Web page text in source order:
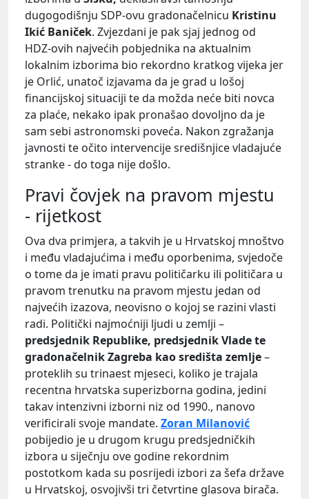
dugogodišnju SDP-ovu gradonačelnicu Kristinu
Ikić Baniček. Zvjezdani je pak sjaj jednog od
HDZ-ovih najvećih pobjednika na aktualnim
lokalnim izborima bio rekordno kratkog vijeka jer
je Orlić, unatoč izjavama da je grad u lošoj
financijskoj situaciji te da možda neće biti novca
za plaće, nekako ipak pronašao dovoljno da je
sam sebi astronomski poveća. Nakon zgražanja
javnosti te očito intervencije središnjice vladajuće
stranke - do toga nije došlo.
Pravi čovjek na pravom mjestu
- rijetkost
Ova dva primjera, a takvih je u Hrvatskoj mnoštvo
i među vladajućima i među oporbenima, svjedoče
o tome da je imati pravu političarku ili političara u
pravom trenutku na pravom mjestu jedan od
najvećih izazova, neovisno o kojoj se razini vlasti
radi. Politički najmoćniji ljudi u zemlji –
predsjednik Republike, predsjednik Vlade te
gradonačelnik Zagreba kao središta zemlje–
proteklih su trinaest mjeseci, koliko je trajala
recentna hrvatska superizborna godina, jedini
takav intenzivni izborni niz od 1990., nanovo
verificirali svoje mandate. Zoran Milanović
pobijedio je u drugom krugu predsjedničkih
izbora u siječnju ove godine rekordnim
postotkom kada su posrijedi izbori za šefa države
u Hrvatskoj, osvojivši tri četvrtine glasova birača.